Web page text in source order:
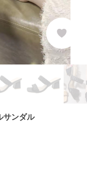
サンダル